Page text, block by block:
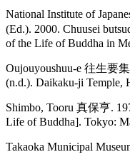
National Institute of
(Ed.). 2000. Chuusei
of the Life of Buddha in
Oujouyoushuu-e 往生要
(n.d.). Daikaku-ji Temple,
Shimbo, Tooru 真保亨.
Life of Buddha]. Tokyo:
Takaoka Municipal